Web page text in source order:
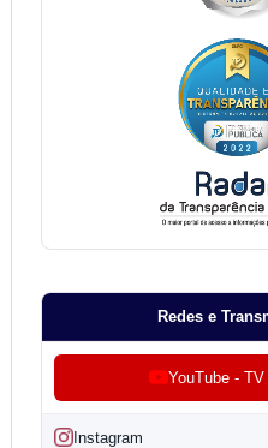
Redes e
YouTube -
Instagram